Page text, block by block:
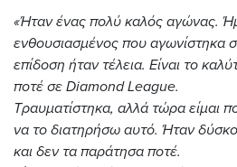
«Ήταν ένας πολύ καλός αγώνας.
ενθουσιασμένος που αγωνίστηκα
επίδοση ήταν τέλεια. Είναι το
ποτέ σε Diamond League.
Τραυματίστηκα, αλλά τώρα είμαι
να το διατηρήσω αυτό. Ήταν
και δεν τα παράτησα ποτέ.